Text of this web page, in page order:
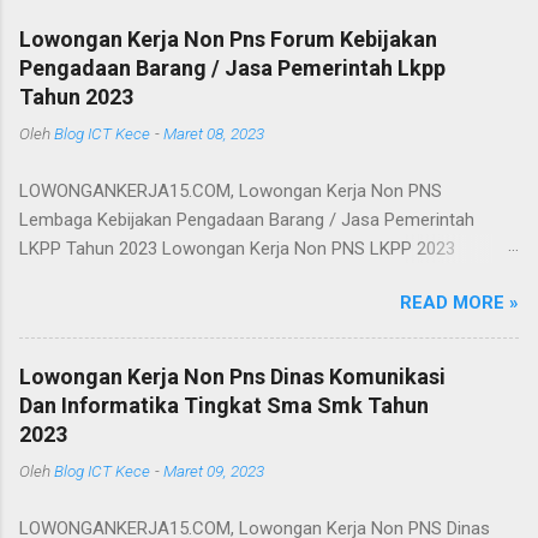
Lowongan Kerja Non Pns Forum Kebijakan
Pengadaan Barang / Jasa Pemerintah Lkpp
Tahun 2023
OlehBlog ICT Kece -Maret 08, 2023
LOWONGANKERJA15.COM, Lowongan Kerja Non PNS
Lembaga Kebijakan Pengadaan Barang / Jasa Pemerintah
LKPP Tahun 2023 Lowongan Kerja Non PNS LKPP 2023
LKPP, saat ini membuka lowongan kerja modern untuk talenta
muda mudi yang berpendidikan sekurang-kurangnyasarjana
Rekrutmen Non PNS LKPP dibuka secara biasa untuk mengisi
posisi jabatan selaku tenaga Jasa Lainnya Jurnalis, Tenaga
Jasa Lainnya Perancang Peraturan ABL dan Tenaga Jasa
2023, memerlukan tenaga pegawai yang berpendidikan
READ MORE »
Lowongan Kerja Non Pns Dinas Komunikasi
Dan Informatika Tingkat Sma Smk Tahun
2023
OlehBlog ICT Kece -Maret 09, 2023
LOWONGANKERJA15.COM, Lowongan Kerja Non PNS Dinas